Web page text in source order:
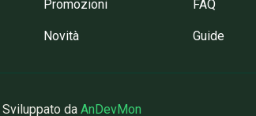
Promozioni
Novità
FAQ
Guide
da AnDevMon